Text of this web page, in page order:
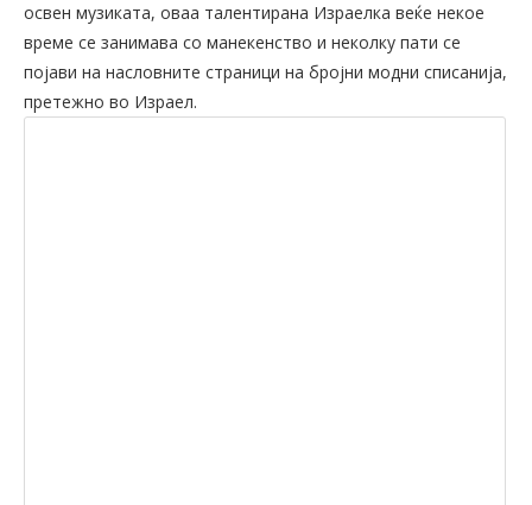
освен музиката, оваа талентирана Израелка веќе некое
време се занимава со манекенство и неколку пати се
појави на насловните страници на бројни модни списанија,
претежно во Израел.